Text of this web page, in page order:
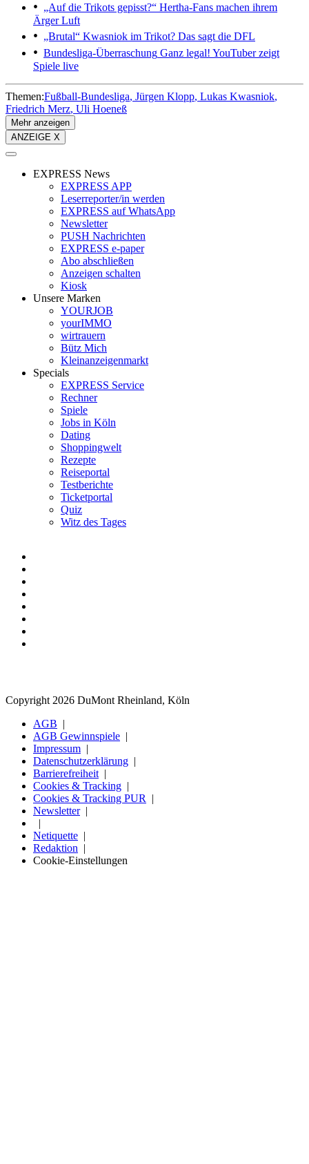
„Auf die Trikots gepisst?“ Hertha-Fans machen ihrem
Ärger Luft
„Brutal“ Kwasniok im Trikot? Das sagt die DFL
Bundesliga-Überraschung Ganz legal! YouTuber zeigt
Spiele live
Themen:Fußball-Bundesliga Jürgen Klopp Lukas Kwasniok
Friedrich Merz Uli Hoeneß
Mehr anzeigen
ANZEIGE X
EXPRESS News
EXPRESS APP
Leserreporter/in werden
EXPRESS auf WhatsApp
Newsletter
PUSH Nachrichten
EXPRESS e-paper
Abo abschließen
Anzeigen schalten
Kiosk
Unsere Marken
YOURJOB
yourIMMO
wirtrauern
Bütz Mich
Kleinanzeigenmarkt
Specials
EXPRESS Service
Rechner
Spiele
Jobs in Köln
Dating
Shoppingwelt
Rezepte
Reiseportal
Testberichte
Ticketportal
Quiz
Witz des Tages
Copyright 2026 DuMont Rheinland, Köln
AGB
AGB Gewinnspiele
Impressum
Datenschutzerklärung
Barrierefreiheit
Cookies & Tracking
Cookies & Tracking PUR
Newsletter
Netiquette
Redaktion
Cookie-Einstellungen